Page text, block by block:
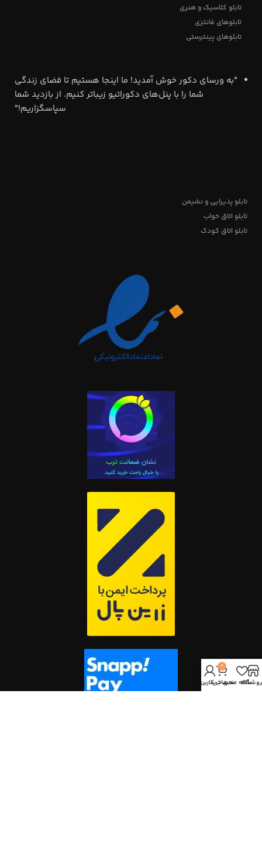
تابلو کلاسیک و هنری
تابلوهای فانتزی
تابلوهای پینترستی
"به ورسای دکور خوش آمدید! ما اینجا هستیم تا فضای زندگی
شما را با پنل‌های دکوراتیو زیباتر کنیم. از بازدید شما
سپاسگزاریم!"
تابلو پذیرایی و نشیمن
تابلو اتاق خواب
تابلو اتاق کودک
علاقه مندی
0
سبد خرید
حساب کاربری من